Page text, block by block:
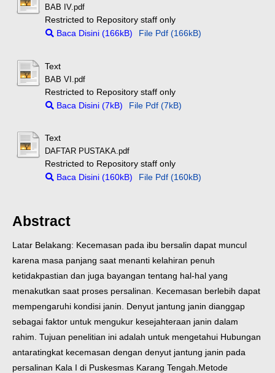
BAB IV.pdf
Restricted to Repository staff only
Baca Disini (166kB)
File Pdf (166kB)
Text
BAB VI.pdf
Restricted to Repository staff only
Baca Disini (7kB)
File Pdf (7kB)
Text
DAFTAR PUSTAKA.pdf
Restricted to Repository staff only
Baca Disini (160kB)
File Pdf (160kB)
Abstract
Latar Belakang: Kecemasan pada ibu bersalin dapat muncul
karena masa panjang saat menanti kelahiran penuh
ketidakpastian dan juga bayangan tentang hal-hal yang
menakutkan saat proses persalinan. Kecemasan berlebih dapat
mempengaruhi kondisi janin. Denyut jantung janin dianggap
sebagai faktor untuk mengukur kesejahteraan janin dalam
rahim. Tujuan penelitian ini adalah untuk mengetahui Hubungan
antaratingkat kecemasan dengan denyut jantung janin pada
persalinan Kala I di Puskesmas Karang Tengah. Metode